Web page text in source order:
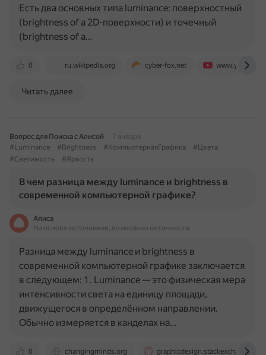
0 ru.wikipedia.org cyber-fox.net
Есть два основных типа luminance: поверхностный
(brightness of a 2D-поверхности) и точечный
(brightness of a…
Читать далее
Вопрос для Поиска с Алисой
7 января
#Luminance
#Brightness #КомпьютернаяГрафика
#Цвета
#Светимость
#Яркость
В чем разница между luminance и brightness в
современной компьютерной графике?
Алиса
На основе источников, возможны неточности
0 changingminds.org graphicdesign.stackexchange.com
Разница между luminance и brightness в
современной компьютерной графике заключается
в следующем: 1. Luminance — это физическая мера
интенсивности света на единицу площади,
движущегося в определённом направлении.
Обычно измеряется в канделах на…